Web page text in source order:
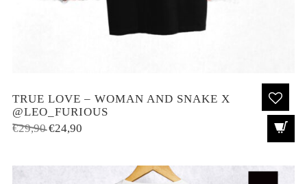
TRUE LOVE – WOMAN AND SNAKE X
@LEO_FURIOUS
€29,90 El
€24,90El